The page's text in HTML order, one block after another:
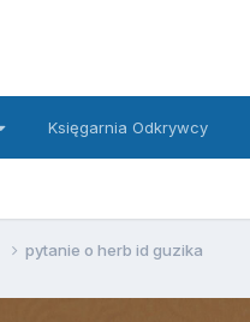
Księgarnia Odkrywcy
pytanie o herb id guzika